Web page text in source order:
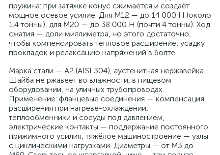
пружина: при затяжке конус сжимается и создаёт
мощное осевое усилие. Для M12 — до 14 000 Н (около
1.4 тонны), для M20 — до 38 000 Н (почти 4 тонны). Ход
сжатия — доли миллиметра, но этого достаточно,
чтобы компенсировать тепловое расширение, усадку
прокладок и релаксацию напряжений в болте.
Марка стали — A2 (AISI 304), аустенитная нержавейка.
Шайба не ржавеет во влажности, в пищевом
оборудовании, на уличных трубопроводах.
Применение: фланцевые соединения — компенсация
расширения при нагреве-охлаждении,
теплообменники и сосуды под давлением,
электрические контакты — поддержание постоянного
прижимного усилия, тяжёлое машиностроение — узлы
с циклическими нагрузками. Диаметры — от M3 до